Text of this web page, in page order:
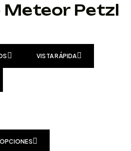
Meteor Petzl
VISTA RÁPIDA